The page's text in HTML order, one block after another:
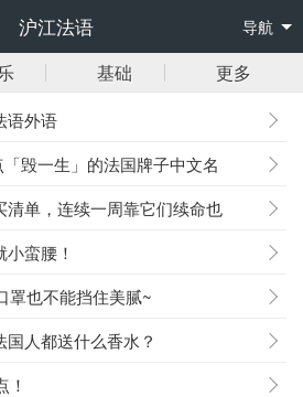
沪江法语 导航
基础 更多
语外语
毁一生」的法国牌子中文名
清单，连续一周靠它们续命也
蛮腰！
罩也不能挡住美腻~
人都送什么香水？
！